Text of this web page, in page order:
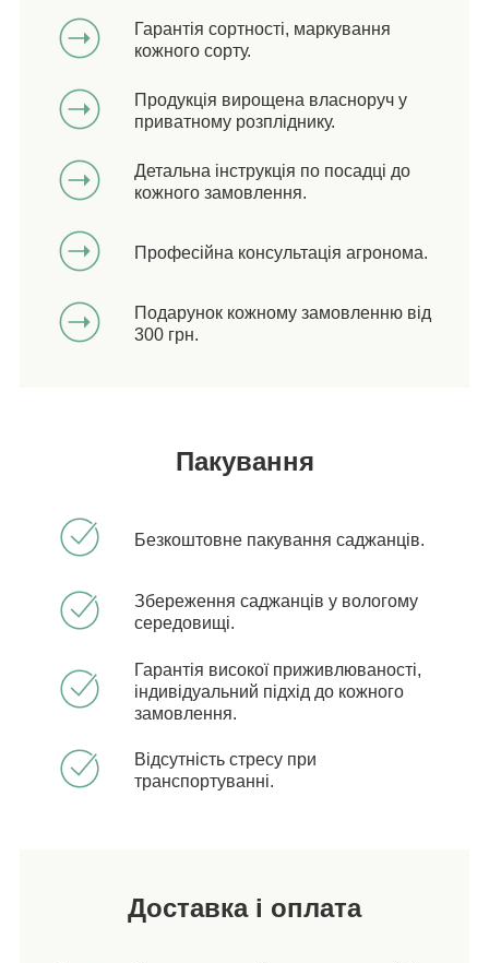
Гарантія сортності, маркування
кожного сорту.
Продукція вирощена власноруч у
приватному розпліднику.
Детальна інструкція по посадці до
кожного замовлення.
Професійна консультація агронома.
Подарунок кожному замовленню від
300 грн.
Пакування
Безкоштовне пакування саджанців.
Збереження саджанців у вологому
середовищі.
Гарантія високої приживлюваності,
індивідуальний підхід до кожного
замовлення.
Відсутність стресу при
транспортуванні.
Доставка і оплата